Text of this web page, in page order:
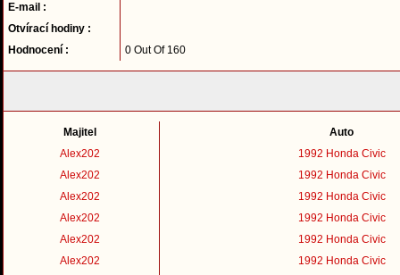
E-mail :
Otvírací hodiny :
Hodnocení :
0 Out Of 160
Majitel
Auto
Alex202
1992 Honda Civic
Alex202
1992 Honda Civic
Alex202
1992 Honda Civic
Alex202
1992 Honda Civic
Alex202
1992 Honda Civic
Alex202
1992 Honda Civic